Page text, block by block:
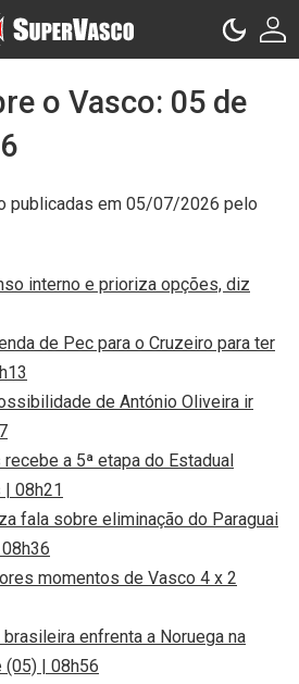
o Vasco: 05 de
publicadas em 05/07/2026 pelo
interno e prioriza opções, diz
de Pec para o Cruzeiro para ter
de António Oliveira ir
a 5ª etapa do Estadual
08h21
fala sobre eliminação do Paraguai
momentos de Vasco 4 x 2
enfrenta a Noruega na
(05) | 08h56